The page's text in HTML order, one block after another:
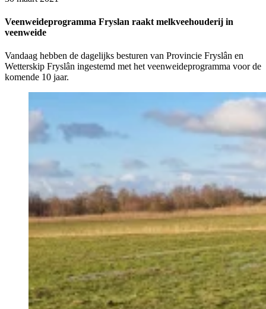
Veenweideprogramma Fryslan raakt melkveehouderij in
veenweide
Vandaag hebben de dagelijks besturen van Provincie Fryslân en
Wetterskip Fryslân ingestemd met het veenweideprogramma voor de
komende 10 jaar.